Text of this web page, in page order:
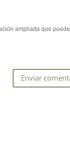
ampliada que puede